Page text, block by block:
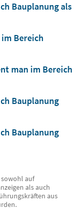
Bauplanung als
im Bereich
man im Bereich
Bauplanung
Bauplanung
auf
als auch
aus